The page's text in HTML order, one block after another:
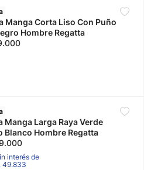
Manga Corta Liso Con Puño
Hombre Regatta
.000
Manga Larga Raya Verde
Blanco Hombre Regatta
.000
interés de
49.833